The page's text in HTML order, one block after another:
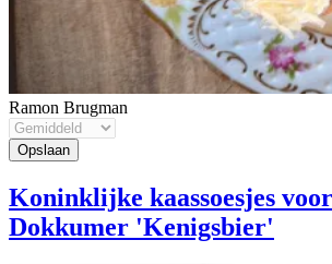
Ramon Brugman
Koninklijke kaassoesjes
Dokkumer 'Kenigsbier'